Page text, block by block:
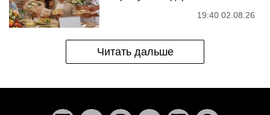
19:40 02.08.26
Читать дальше